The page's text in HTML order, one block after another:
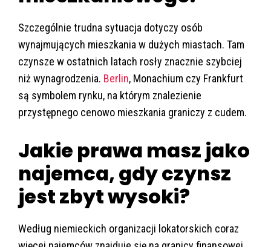
Szczególnie trudna sytuacja dotyczy osób
wynajmujących mieszkania w dużych miastach. Tam
czynsze w ostatnich latach rosły znacznie szybciej
niż wynagrodzenia. Berlin, Monachium czy Frankfurt
są symbolem rynku, na którym znalezienie
przystępnego cenowo mieszkania graniczy z cudem.
Jakie prawa masz jako
najemca, gdy czynsz
jest zbyt wysoki?
Według niemieckich organizacji lokatorskich coraz